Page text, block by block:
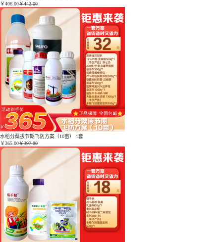
￥406.00￥442.00
水稻分蘖拔节期飞防方案（10亩） 1套
￥365.00￥397.00